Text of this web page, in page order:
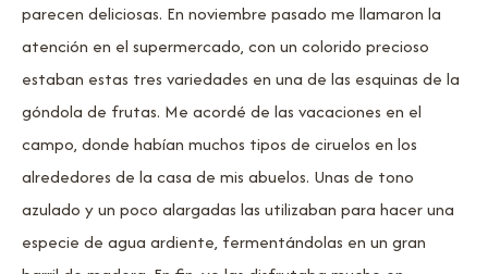
parecen deliciosas. En noviembre pasado me llamaron la
atención en el supermercado, con un colorido precioso
estaban estas tres variedades en una de las esquinas de la
góndola de frutas. Me acordé de las vacaciones en el
campo, donde habían muchos tipos de ciruelos en los
alrededores de la casa de mis abuelos. Unas de tono
azulado y un poco alargadas las utilizaban para hacer una
especie de agua ardiente, fermentándolas en un gran